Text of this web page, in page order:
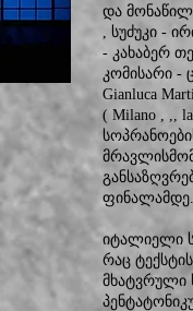
და
, სუძუკი -
- კახაბერ
კომისარი -
Gianluca
( Milano , ,,
ფინალამდე.
იტალიელი
რაც
მხატვრული